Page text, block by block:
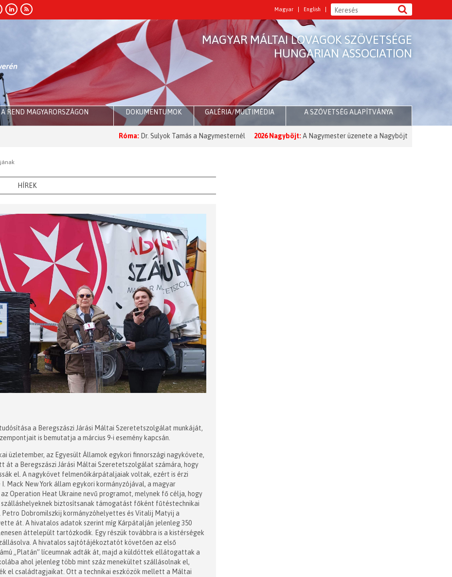
Magyar English
MAGYAR MÁLTAI LOVAGOK SZÖVETSÉGE
HUNGARIAN ASSOCIATION
A REND MAGYARORSZÁGON DOKUMENTUMOK GALÉRIA/MULTIMÉDIA A SZÖVETSÉG ALAPÍTVÁNYA
Dr. Sulyok Tamás a Nagymesternél 2026 Nagyböjt: A Nagymester üzenete a Nagyböjt kezdetére
HÍREK
a Beregszászi Járási Máltai Szeretetszolgálat munkáját,
is bemutatja a március 9-i esemény kapcsán.
üzletember, az Egyesült Államok egykori finnországi nagykövete,
a Beregszászi Járási Máltai Szeretetszolgálat számára, hogy
el. A nagykövet felmenőikárpátaljaiak voltak, ezért is érzi
Mack New York állam egykori kormányzójával, a magyar
Operation Heat Ukraine nevű programot, melynek fő célja, hogy
biztosítsanak támogatást főként fűtéstechnikai
Dobromilszkij kormányzóhelyettes és Vitalij Matyij a
át. A hivatalos adatok szerint míg Kárpátalján jelenleg 350
áttelepült tartózkodik. Egy részük továbbra is a kistérségek
A hivatalos sajtótájékoztatót követően az első
„Platán” líceumnak adták át, majd a küldöttek ellátogattak a
ahol jelenleg több mint száz menekültet szállásolnak el,
el családtagjaikat. Ott a technikai eszközök mellett a Máltai